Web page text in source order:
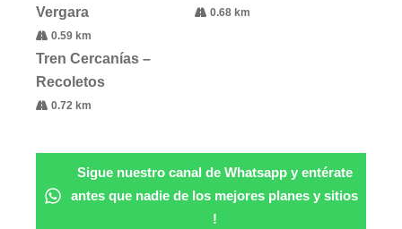
Vergara
0.59 km
0.68 km
Tren Cercanías –
Recoletos
0.72 km
Sigue nuestro canal de Whatsapp y entérate
antes que nadie de los mejores planes y sitios
!